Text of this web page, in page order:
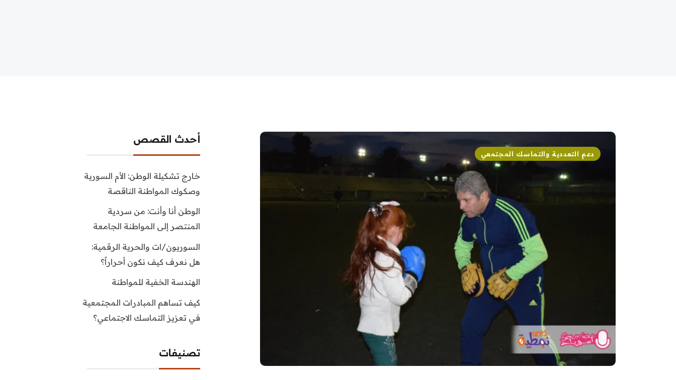
دعم التعددية والتماسك المجتمعي
أحدث القصص
خارج تشكيلة الوطن: الأم السورية
وصكوك المواطنة الناقصة
الوطن أنا وأنت: من سردية
المنتصر إلى المواطنة الجامعة
السوريون/ات والحرية الرقمية:
هل نعرف كيف نكون أحراراً؟
الهندسة الخفية للمواطنة
كيف تساهم المبادرات المجتمعية
في تعزيز التماسك الاجتماعي؟
تصنيفات